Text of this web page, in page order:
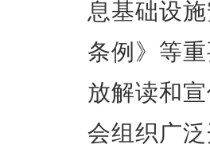
息基础设
条例》等
放解读和
会组织广